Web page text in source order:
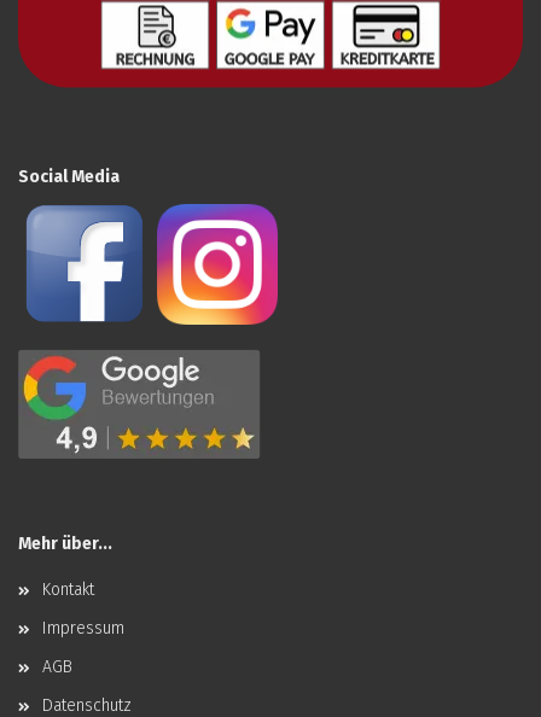
Social Media
Mehr über...
Kontakt
Impressum
AGB
Datenschutz